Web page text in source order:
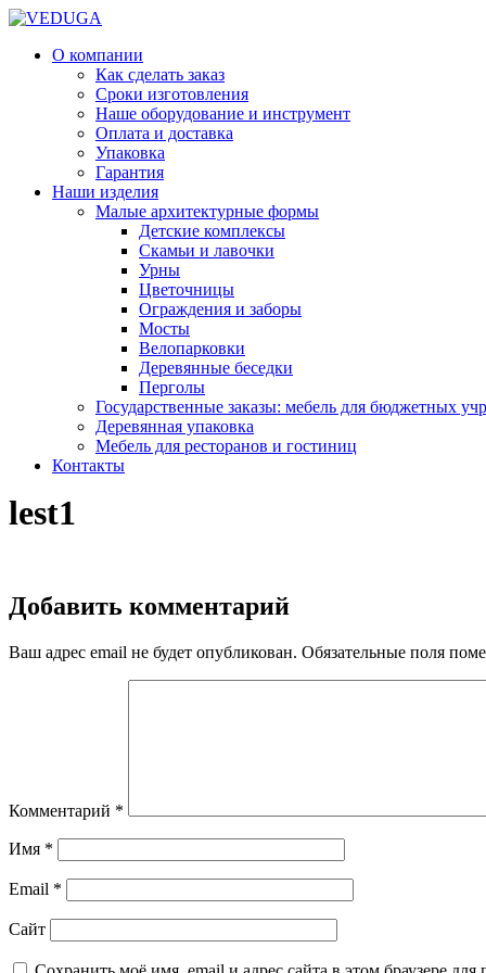
О компании
Как сделать заказ
Сроки изготовления
Наше оборудование и инструмент
Оплата и доставка
Упаковка
Гарантия
Наши изделия
Малые архитектурные формы
Детские комплексы
Скамьи и лавочки
Урны
Цветочницы
Ограждения и заборы
Мосты
Велопарковки
Деревянные беседки
Перголы
Государственные заказы: мебель для бюджетных
Деревянная упаковка
Мебель для ресторанов и гостиниц
Контакты
lest1
Добавить комментарий
Ваш адрес email не будет опубликован. Обязательные поля
Комментарий *
Имя *
Email *
Сайт